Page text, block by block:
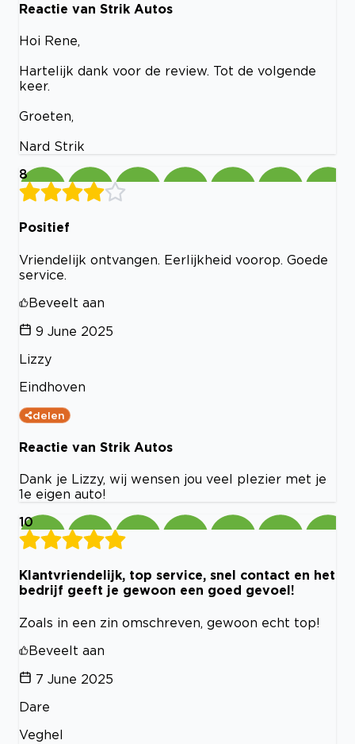
Reactie van Strik Autos
Hoi Rene,
Hartelijk dank voor de review. Tot de volgende
keer.
Groeten,
Nard Strik
8
Positief
Vriendelijk ontvangen. Eerlijkheid voorop. Goede
service.
Beveelt aan
9 June 2025
Lizzy
Eindhoven
delen
Reactie van Strik Autos
Dank je Lizzy, wij wensen jou veel plezier met je
1e eigen auto!
10
Klantvriendelijk, top service, snel contact en het
bedrijf geeft je gewoon een goed gevoel!
Zoals in een zin omschreven, gewoon echt top!
Beveelt aan
7 June 2025
Dare
Veghel